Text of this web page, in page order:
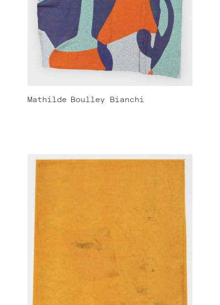
Mathilde Boulley Bianchi